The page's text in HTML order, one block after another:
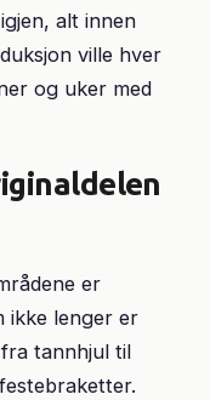
alt innen
ville hver
og uker med
er
ikke lenger er
tannhjul til